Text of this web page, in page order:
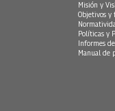
Misión y
Objetivos y
Políticas y
Informes
Manual de